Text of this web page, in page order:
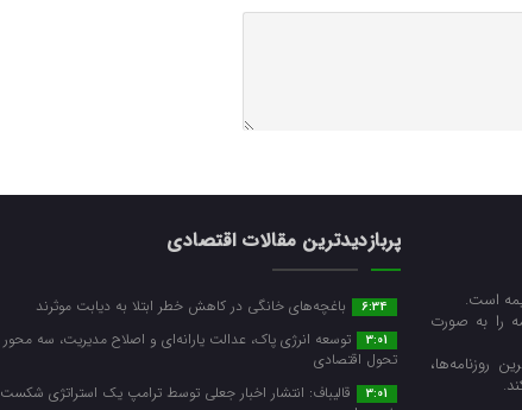
است.
را به صورت
روزنامه‌ها،
پربازدیدترین مقالات اقتصادی
6:34 باغچه‌های خانگی در کاهش خطر ابتلا به دیابت موثرند
3:01
توسعه انرژی پاک، عدالت یارانه‌ای و اصلاح مدیریت، سه محور
تحول اقتصادی
3:01
قالیباف: انتشار اخبار جعلی توسط ترامپ یک استراتژی شکست